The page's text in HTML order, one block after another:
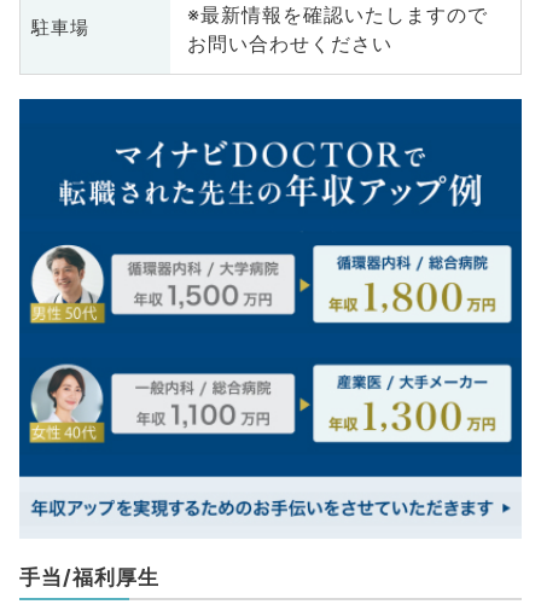
駐車場
※最新情報を確認いたしますので
お問い合わせください
手当/福利厚生